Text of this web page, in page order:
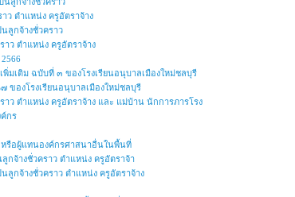
ว ตำแหน่ง ครูอัตราจ้าง
ลูกจ้างชั่วคราว
าว ตำแหน่ง ครูอัตราจ้าง
เติม ฉบับที่ ๓ ของโรงเรียนอนุบาลเมืองใหม่ชลบุรี
ของโรงเรียนอนุบาลเมืองใหม่ชลบุรี
าว ตำแหน่ง ครูอัตราจ้าง และ แม่บ้าน นักการภารโรง
กร
หรือผู้แทนองค์กรศาสนาอื่นในพื้นที่
กจ้างชั่วคราว ตำแหน่ง ครูอัตราจ้า
ลูกจ้างชั่วคราว ตำแหน่ง ครูอัตราจ้าง